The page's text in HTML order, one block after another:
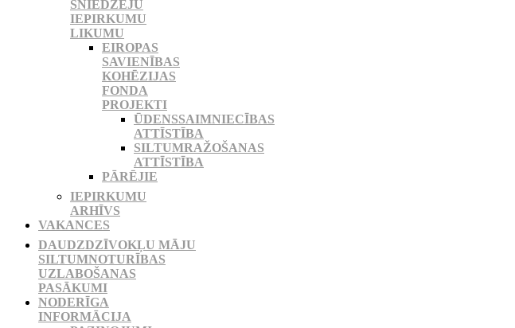
SNIEDZĒJU
IEPIRKUMU
LIKUMU
EIROPAS
SAVIENĪBAS
KOHĒZIJAS
FONDA
PROJEKTI
ŪDENSSAIMNIECĪBAS
ATTĪSTĪBA
SILTUMRAŽOŠANAS
ATTĪSTĪBA
PĀRĒJIE
IEPIRKUMU
ARHĪVS
VAKANCES
DAUDZDZĪVOKĻU MĀJU
SILTUMNOTURĪBAS
UZLABOŠANAS
PASĀKUMI
NODERĪGA
INFORMĀCIJA